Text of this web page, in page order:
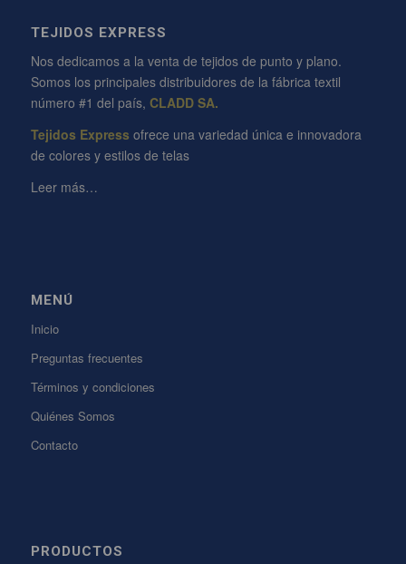
TEJIDOS EXPRESS
Nos dedicamos a la venta de tejidos de punto y plano.
Somos los principales distribuidores de la fábrica textil
número #1 del país, CLADD SA.
Tejidos Express ofrece una variedad única e innovadora
de colores y estilos de telas
Leer más…
MENÚ
Inicio
Preguntas frecuentes
Términos y condiciones
Quiénes Somos
Contacto
PRODUCTOS